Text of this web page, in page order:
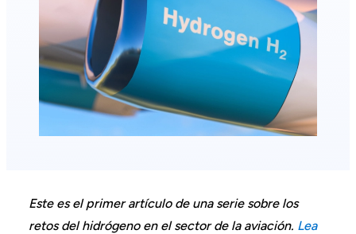
Este es el primer artículo de una serie sobre los
retos del hidrógeno en el sector de la aviación. Lea